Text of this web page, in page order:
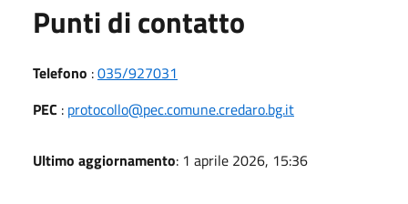
Punti di contatto
Telefono :035/927031
PEC : protocollo@pec.comune.credaro.bg.it
Ultimo aggiornamento: 1 aprile 2026, 15:36